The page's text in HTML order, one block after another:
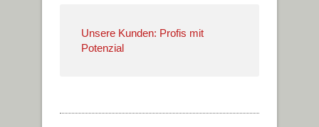
Unsere Kunden: Profis mit
Potenzial